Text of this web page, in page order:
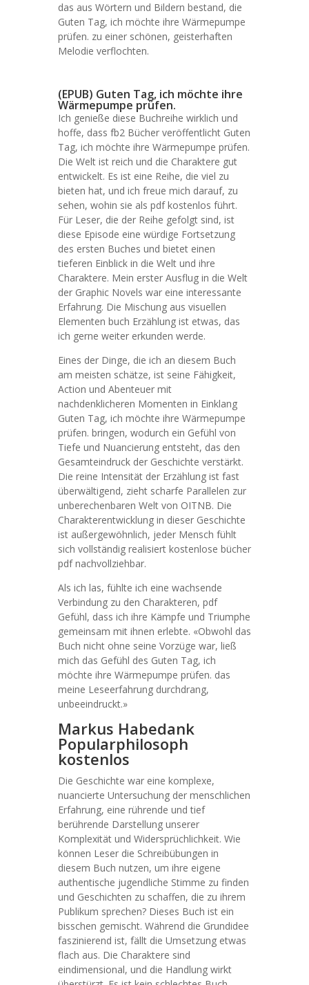
das aus Wörtern und Bildern bestand, die
Guten Tag, ich möchte ihre Wärmepumpe
prüfen. zu einer schönen, geisterhaften
Melodie verflochten.
(EPUB) Guten Tag, ich möchte ihre
Wärmepumpe prüfen.
Ich genieße diese Buchreihe wirklich und
hoffe, dass fb2 Bücher veröffentlicht Guten
Tag, ich möchte ihre Wärmepumpe prüfen.
Die Welt ist reich und die Charaktere gut
entwickelt. Es ist eine Reihe, die viel zu
bieten hat, und ich freue mich darauf, zu
sehen, wohin sie als pdf kostenlos führt.
Für Leser, die der Reihe gefolgt sind, ist
diese Episode eine würdige Fortsetzung
des ersten Buches und bietet einen
tieferen Einblick in die Welt und ihre
Charaktere. Mein erster Ausflug in die Welt
der Graphic Novels war eine interessante
Erfahrung. Die Mischung aus visuellen
Elementen buch Erzählung ist etwas, das
ich gerne weiter erkunden werde.
Eines der Dinge, die ich an diesem Buch
am meisten schätze, ist seine Fähigkeit,
Action und Abenteuer mit
nachdenklicheren Momenten in Einklang
Guten Tag, ich möchte ihre Wärmepumpe
prüfen. bringen, wodurch ein Gefühl von
Tiefe und Nuancierung entsteht, das den
Gesamteindruck der Geschichte verstärkt.
Die reine Intensität der Erzählung ist fast
überwältigend, zieht scharfe Parallelen zur
unberechenbaren Welt von OITNB. Die
Charakterentwicklung in dieser Geschichte
ist außergewöhnlich, jeder Mensch fühlt
sich vollständig realisiert kostenlose bücher
pdf nachvollziehbar.
Als ich las, fühlte ich eine wachsende
Verbindung zu den Charakteren, pdf
Gefühl, dass ich ihre Kämpfe und Triumphe
gemeinsam mit ihnen erlebte. «Obwohl das
Buch nicht ohne seine Vorzüge war, ließ
mich das Gefühl des Guten Tag, ich
möchte ihre Wärmepumpe prüfen. das
meine Leseerfahrung durchdrang,
unbeeindruckt.»
Markus Habedank
Popularphilosoph
kostenlos
Die Geschichte war eine komplexe,
nuancierte Untersuchung der menschlichen
Erfahrung, eine rührende und tief
berührende Darstellung unserer
Komplexität und Widersprüchlichkeit. Wie
können Leser die Schreibübungen in
diesem Buch nutzen, um ihre eigene
authentische jugendliche Stimme zu finden
und Geschichten zu schaffen, die zu ihrem
Publikum sprechen? Dieses Buch ist ein
bisschen gemischt. Während die Grundidee
faszinierend ist, fällt die Umsetzung etwas
flach aus. Die Charaktere sind
eindimensional, und die Handlung wirkt